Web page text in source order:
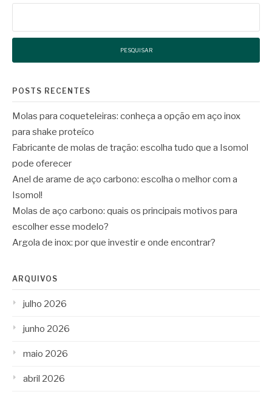
POSTS RECENTES
Molas para coqueteleiras: conheça a opção em aço inox
para shake proteíco
Fabricante de molas de tração: escolha tudo que a Isomol
pode oferecer
Anel de arame de aço carbono: escolha o melhor com a
Isomol!
Molas de aço carbono: quais os principais motivos para
escolher esse modelo?
Argola de inox: por que investir e onde encontrar?
ARQUIVOS
julho 2026
junho 2026
maio 2026
abril 2026